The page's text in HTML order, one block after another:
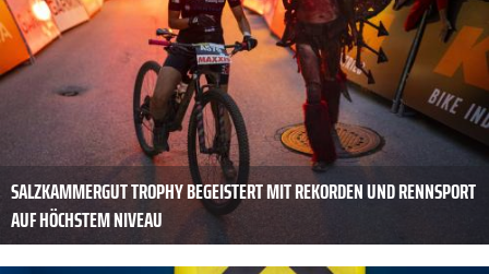
SALZKAMMERGUT TROPHY BEGEISTERT MIT REKORDEN UND RENNSPORT
AUF HÖCHSTEM NIVEAU